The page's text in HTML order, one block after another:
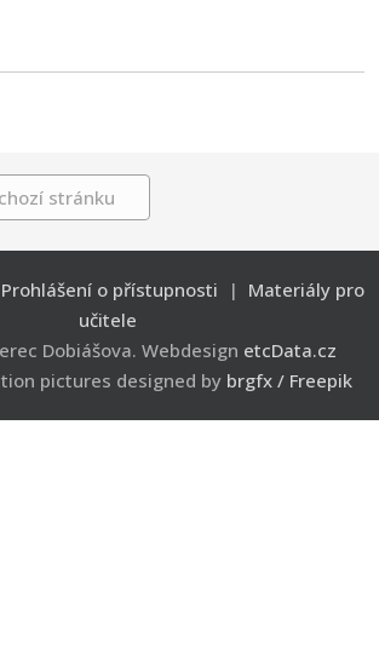
stránku
Prohlášení o přístupnosti | Materiály pro
učitele
Dobiášova. Webdesign etcData.cz
pictures designed by brgfx / Freepik